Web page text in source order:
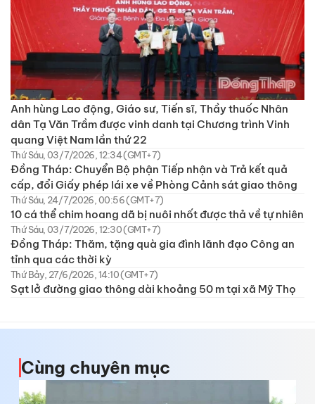
Anh hùng Lao động, Giáo sư, Tiến sĩ, Thầy thuốc Nhân
dân Tạ Văn Trầm được vinh danh tại Chương trình Vinh
quang Việt Nam lần thứ 22
Thứ Sáu, 03/7/2026, 12:34 (GMT+7)
Đồng Tháp: Chuyển Bộ phận Tiếp nhận và Trả kết quả
cấp, đổi Giấy phép lái xe về Phòng Cảnh sát giao thông
Thứ Sáu, 24/7/2026, 00:56 (GMT+7)
10 cá thể chim hoang dã bị nuôi nhốt được thả về tự nhiên
Thứ Sáu, 03/7/2026, 12:30 (GMT+7)
Đồng Tháp: Thăm, tặng quà gia đình lãnh đạo Công an
tỉnh qua các thời kỳ
Thứ Bảy, 27/6/2026, 14:10 (GMT+7)
Sạt lở đường giao thông dài khoảng 50 m tại xã Mỹ Thọ
Cùng chuyên mục